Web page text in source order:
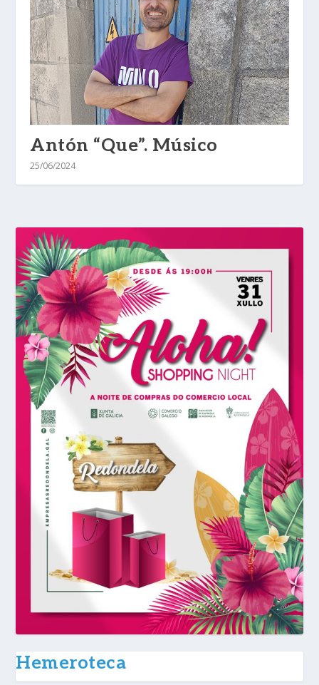
Antón “Que”. Músico
25/06/2024
Hemeroteca